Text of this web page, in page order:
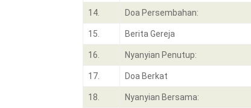
14. Doa Persembahan:
15. Berita Gereja
16. Nyanyian Penutup:
17. Doa Berkat
18. Nyanyian Bersama: